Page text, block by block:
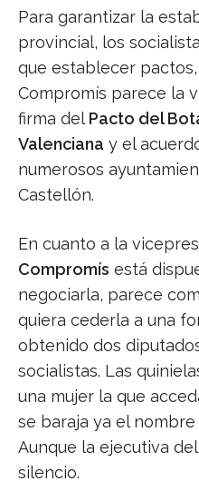
Para garantizar la
provincial, los
que establecer
Compromís parece la
firma delPacto del
Valenciana y el
numerosos
Castellón.
En cuanto a la
Compromís está
negociarla, parece
quiera cederla a una
obtenido dos
socialistas. Las
una mujer la que
se baraja ya el nombre
Aunque la ejecutiva
silencio.